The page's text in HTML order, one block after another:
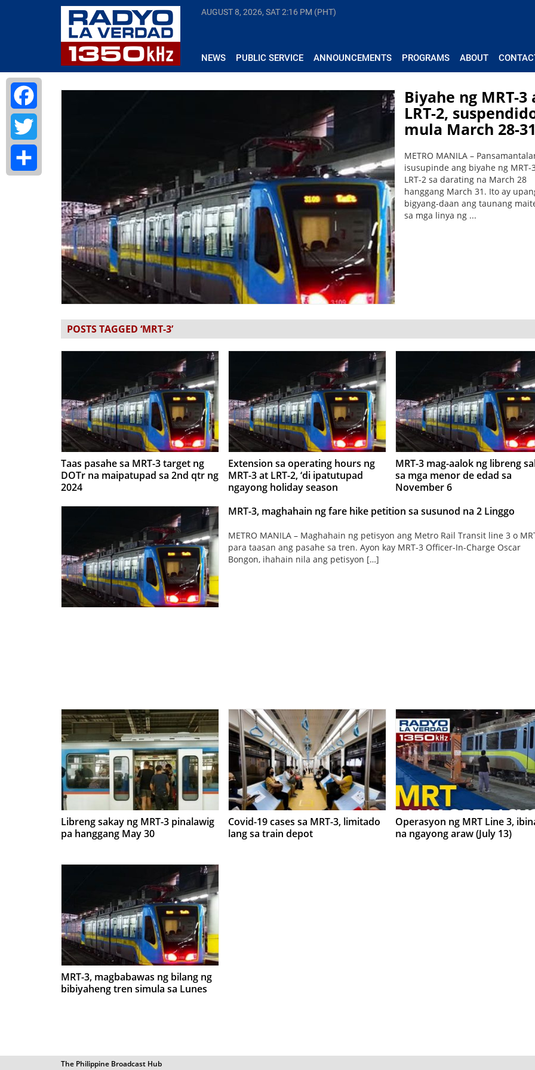
AUGUST 8, 2026, SAT2:16 PM (PHT)
NEWS PUBLIC SERVICE ANNOUNCEMENTS PROGRAMS ABOUT
Biyahe ng MRT-3
LRT-2,
mula March 28-
METRO MANILA –
isusupinde ang biyahe ng MRT-
LRT-2 sa darating na March 28
hanggang March 31. Ito ay
bigyang-daan ang taunang
sa mga linya ng ...
POSTS TAGGED ‘MRT-3’
Taas pasahe sa MRT-3 target ng
DOTr na maipatupad sa 2nd qtr ng
2024
Extension sa operating hours ng
MRT-3 at LRT-2, ‘di ipatutupad
ngayong holiday season
MRT-3 mag-aalok ng libreng
sa mga menor de edad sa
November 6
MRT-3, maghahain ng fare hike petition sa susunod na 2 Linggo
METRO MANILA – Maghahain ng petisyon ang Metro Rail Transit line 3 o
para taasan ang pasahe sa tren. Ayon kay MRT-3 Officer-In-Charge Oscar
Bongon, ihahain nila ang petisyon […]
Libreng sakay ng MRT-3 pinalawig
pa hanggang May 30
Covid-19 cases sa MRT-3, limitado
lang sa train depot
Operasyon ng MRT Line 3,
na ngayong araw (July 13)
MRT-3, magbabawas ng bilang ng
bibiyaheng tren simula sa Lunes
The Philippine Broadcast Hub
Facebook
Twitter